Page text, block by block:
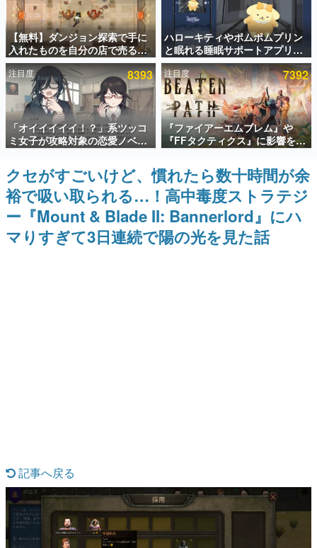
ゲームの企画書
名作ゲームクリエイターの方々に製作時のエピソードをお
聞きし、ヒットする企画（ゲーム）とは何か？を探ってい
きます。
赫本
この物語を解いてはいけない。『赫本』は、〈試験問題〉
の形をした短編ホラー小説集です。
新世代に訊く
これからのデジタルゲーム市場を担う若きクリエイター達
の姿を追い、彼らのルーツと情熱を探っていきます。
ゲーム世代の作家たち
ゲームに多大な影響を受けた作家さんに取材し、ゲームが
日本のコンテンツ産業やカルチャーに与えた影響を探る企
画です。
日本モバイルゲーム産業史
日本のモバイルゲーム史における主要なトピック・タイト
カテゴリ
特集記事
マンガ
【無料】ダンジョン探索で手に
入れたものを自分の店で売るゲ
ーム『Moonlighter』がSteam
にて無料配布中！続編
『Moonlighter 2』の9月2日正
式リリースを記念したキャンペ
ーン
ハローキティやポムポムプリン
と眠れる睡眠サポートアプリ
『ゆめたび』が配信中。キャラ
ごとのASMRや目覚ましアラー
ムも搭載
注目度 8393
「オイイイイイ！？」系ツッコ
ミ女子が攻略対象の恋愛ノベル
ゲーム『美術部カノジョ』
Steamストアページが公開。
「お前らーそろそろ自重しろ
ー？＾＾」暗黒微笑の夢女子
や、萌え声不思議ちゃん女子と
青春を謳歌
注目度 7392
『ファイアーエムブレム』や
『FFタクティクス』に影響を受
けた新作戦略RPG『Beaten
Path』2027年に発売へ。
PC（Steam）、PS5、Xbox、
Switch向けにリリース予定
クセがすごいけど、慣れたら数十時間が余
裕で吸い取られる…！高中毒度ストラテジ
ー『Mount & Blade II: Bannerlord』にハ
マりすぎて3日連続で陽の光を見た話
記事へ戻る